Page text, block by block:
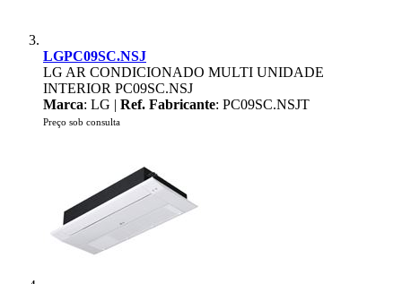
LGPC09SC.NSJ
LG AR CONDICIONADO MULTI UNIDADE
INTERIOR PC09SC.NSJ
Marca: LG | Ref. Fabricante: PC09SC.NSJT
Preço sob consulta